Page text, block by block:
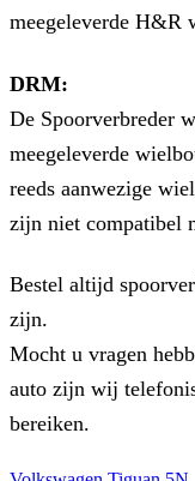
meegeleverde H&R
DRM:
De Spoorverbreder
meegeleverde
reeds aanwezige
zijn niet compatibel
Bestel altijd
zijn.
Mocht u vragen
auto zijn wij
bereiken.